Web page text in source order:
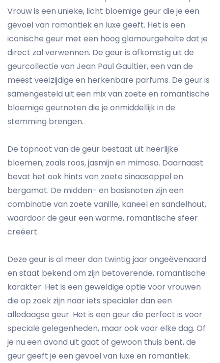
Vrouw is een unieke, licht bloemige geur die je een
gevoel van romantiek en luxe geeft. Het is een
iconische geur met een hoog glamourgehalte dat je
direct zal verwennen. De geur is afkomstig uit de
geurcollectie van Jean Paul Gaultier, een van de
meest veelzijdige en herkenbare parfums. De geur is
samengesteld uit een mix van zoete en romantische
bloemige geurnoten die je onmiddellijk in de
stemming brengen.
De topnoot van de geur bestaat uit heerlijke
bloemen, zoals roos, jasmijn en mimosa. Daarnaast
bevat het ook hints van zoete sinaasappel en
bergamot. De midden- en basisnoten zijn een
combinatie van zoete vanille, kaneel en sandelhout,
waardoor de geur een warme, romantische sfeer
creëert.
Deze geur is al meer dan twintig jaar ongeëvenaard
en staat bekend om zijn betoverende, romantische
karakter. Het is een geweldige optie voor vrouwen
die op zoek zijn naar iets specialer dan een
alledaagse geur. Het is een geur die perfect is voor
speciale gelegenheden, maar ook voor elke dag. Of
je nu een avond uit gaat of gewoon thuis bent, de
geur geeft je een gevoel van luxe en romantiek.